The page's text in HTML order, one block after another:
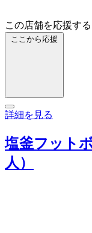
この店舗を応援する
ここから応援
詳細を見る
塩釜フット
人）